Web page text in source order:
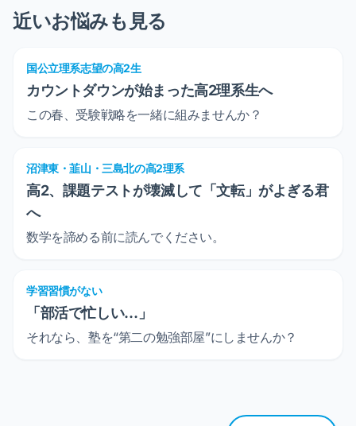
近いお悩みも見る
国公立理系志望の高2生
カウントダウンが始まった高2理系生へ
この春、受験戦略を一緒に組みませんか？
沼津東・韮山・三島北の高2理系
高2、課題テストが壊滅して「文転」がよぎる君
へ
数学を諦める前に読んでください。
学習習慣がない
「部活で忙しい…」
それなら、塾を“第二の勉強部屋”にしませんか？